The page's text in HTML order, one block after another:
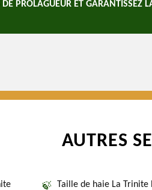
PROLAGUEUR ET GARANTISSEZ
AUTRES
Taille de haie La Trinite